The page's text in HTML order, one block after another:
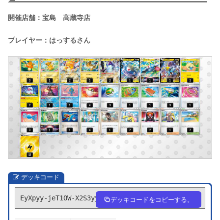
開催店舗：宝島 高蔵寺店
プレイヤー：はっするさん
デッキコード
EyXpyy-jeT1OW-X2S3yy デッキコードをコピーする。